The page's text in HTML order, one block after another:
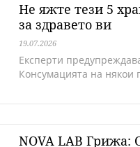
Не яжте тези 5
за здравето ви
19.07.2026
Експерти
Консумацията на някои
NOVA LAB Грижа: